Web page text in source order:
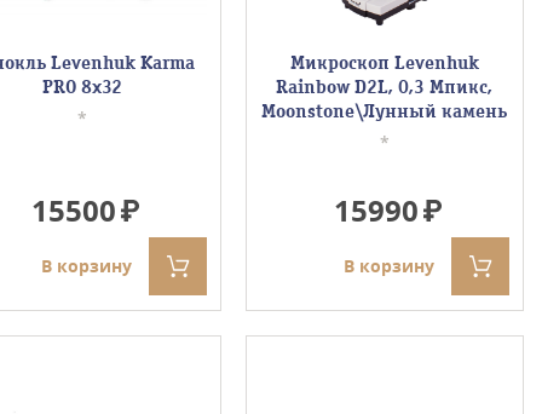
Levenhuk Karma
PRO 8x32
*
15500
В корзину
Микроскоп Levenhuk
Rainbow D2L, 0,3 Мпикс,
Moonstone\Лунный камень
*
15990
В корзину